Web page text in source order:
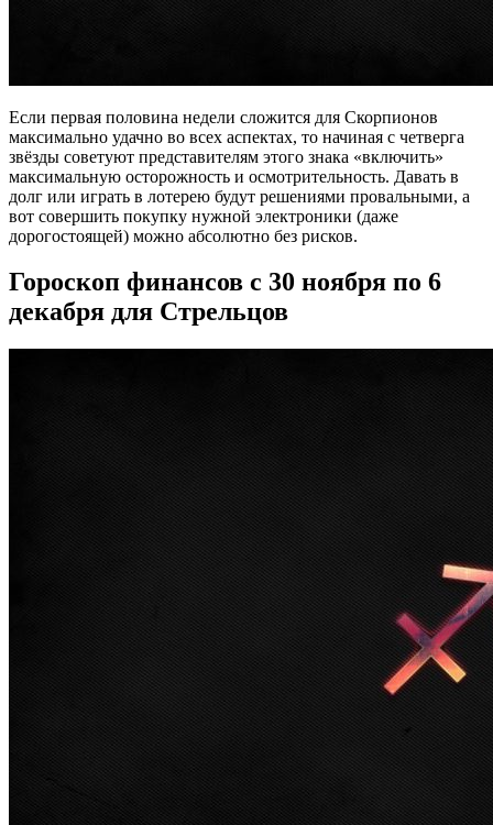
Если первая половина недели сложится для Скорпионов
максимально удачно во всех аспектах, то начиная с четверга
звёзды советуют представителям этого знака «включить»
максимальную осторожность и осмотрительность. Давать в
долг или играть в лотерею будут решениями провальными, а
вот совершить покупку нужной электроники (даже
дорогостоящей) можно абсолютно без рисков.
Гороскоп финансов с 30 ноября по 6
декабря для Стрельцов